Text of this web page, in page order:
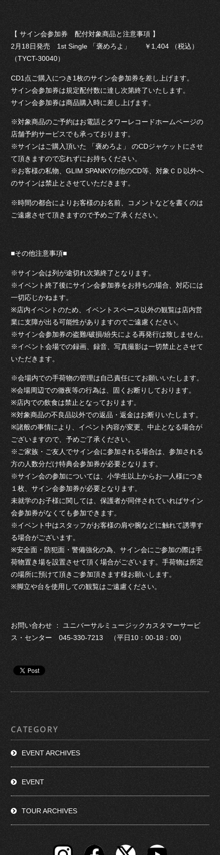
【 サイン会参加券 配付対象商品と注意事項 】
2月18日発売 1st Single 「褒めろよ」 ￥1,404 （税込）
（TYCT-30040）
CD1点ご購入につき1枚のサイン会参加券を差し上げます。
サイン会参加券は規定配付数に達し次第終了いたします。
サイン会参加券は商品購入時に差し上げます。
※対象商品のご予約はお電話とタワーレコードホームページの
店舗予約サービスでも承っております。
※サインはご購入頂いた 「褒めろよ」 のCDジャケットにさせ
て頂きますので忘れずにお持ちください。
※お客様の私物、GLIM SPANKYの他のCD等、対象ＣＤ以外へ
のサインは禁止とさせていただきます。
※時間の都合によりお客様のお名前、コメントなどを書くのは
ご遠慮させて頂きますので予めご了承ください。
■その他注意事項■
※サイン会は列が途切れ次第終了となります。
※イベント終了後にサイン会参加券をお持ちの場合、対応には
一切応じかねます。
※店内イベントのため、イベントスペース以外の観覧は店内営
業に支障が出る可能性がありますのでご遠慮ください。
※サイン会参加券の盗難/破損/紛失による再発行は致しません。
※イベント会場での録画、録音、写真撮影は一切禁止とさせて
いただきます。
※会場内での手荷物の管理は自己責任にてお願いいたします。
※会場周辺での徹夜等の行為は、固くお断りしております。
※店内での飲食は禁止となっております。
※対象商品の不良品以外での返品・返金はお断りいたします。
※諸般の事情により、イベント内容が変更、中止となる場合が
ございますので、予めご了承ください。
※ご家族・ご友人でサイン会に参加される場合は、参加される
方の人数分だけ特典会参加券が必要となります。
※サイン会の参加については、小学生以上からお一人様につき
１枚、サイン会参加券が必要となります。
未就学のお子様に関しては、保護者が同伴されていればサイン
会参加券がなくても参加できます。
※イベント中はスタッフがお客様の肩や腕などに触れて誘導す
る場合がございます。
※安全面・防犯面・警備強化の為、サイン会にご参加の際は手
荷物置き場を設置させて頂く場合がございます。手荷物は所定
の場所に預けて頂きご参加頂きます様お願いします。
※脚立や台を使用しての観覧はご遠慮ください。
お問い合わせ ： ユニバーサルミュージックカスタマーサービ
ス・センター 045-330-7213 （平日10：00-18：00）
CATEGORY
EVENT ARCHIVES
EVENT
TOUR ARCHIVES